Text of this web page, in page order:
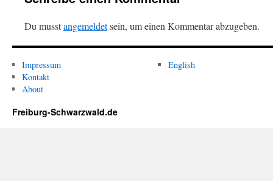
Du musstangemeldetsein, um einen Kommentar abzugeben.
Impressum
Kontakt
About
English
Freiburg-Schwarzwald.de